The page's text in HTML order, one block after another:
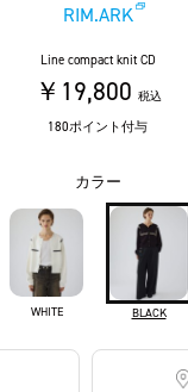
RIM.ARK
Line compact knit CD
￥19,800 税込
180ポイント付与
カラー
WHITE BLACK